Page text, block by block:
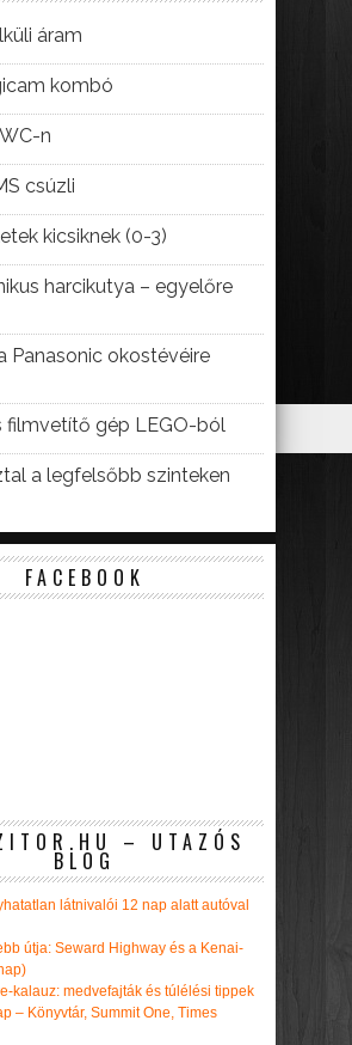
áram
kombó
n
csúzli
kicsiknek (0-3)
harcikutya – egyelőre
Panasonic okostévéire
filmvetítő gép LEGO-ból
a legfelsőbb szinteken
FACEBOOK
– UTAZÓS
BLOG
látnivalói 12 nap alatt autóval
útja: Seward Highway és a Kenai-
kalauz: medvefajták és túlélési tippek
– Könyvtár, Summit One, Times